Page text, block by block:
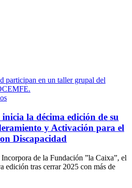
la décima edición de su
y Activación para el
Discapacidad
de la Fundación ”la Caixa”, el
edición tras cerrar 2025 con más de